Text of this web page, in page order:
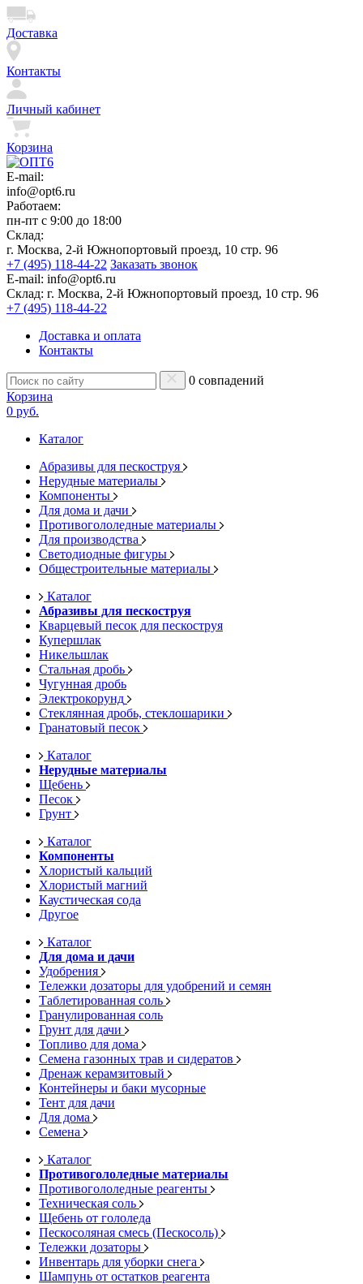
Доставка
Контакты
Личный кабинет
Корзина
E-mail:
info@opt6.ru
Работаем:
пн-пт с 9:00 до 18:00
Склад:
г. Москва, 2-й Южнопортовый проезд, 10 стр. 96
+7 (495) 118-44-22 Заказать звонок
E-mail: info@opt6.ru
Склад: г. Москва, 2-й Южнопортовый проезд, 10 стр. 96
+7 (495) 118-44-22
Доставка и оплата
Контакты
0 совпадений
Корзина
0 руб.
Каталог
Абразивы для пескоструя
Нерудные материалы
Компоненты
Для дома и дачи
Противогололедные материалы
Для производства
Светодиодные фигуры
Общестроительные материалы
Каталог
Абразивы для пескоструя
Кварцевый песок для пескоструя
Купершлак
Никельшлак
Стальная дробь
Чугунная дробь
Электрокорунд
Стеклянная дробь, стеклошарики
Гранатовый песок
Каталог
Нерудные материалы
Щебень
Песок
Грунт
Каталог
Компоненты
Хлористый кальций
Хлористый магний
Каустическая сода
Другое
Каталог
Для дома и дачи
Удобрения
Тележки дозаторы для удобрений и семян
Таблетированная соль
Гранулированная соль
Грунт для дачи
Топливо для дома
Семена газонных трав и сидератов
Дренаж керамзитовый
Контейнеры и баки мусорные
Тент для дачи
Для дома
Семена
Каталог
Противогололедные материалы
Противогололедные реагенты
Техническая соль
Щебень от гололеда
Пескосоляная смесь (Пескосоль)
Тележки дозаторы
Инвентарь для уборки снега
Шампунь от остатков реагента